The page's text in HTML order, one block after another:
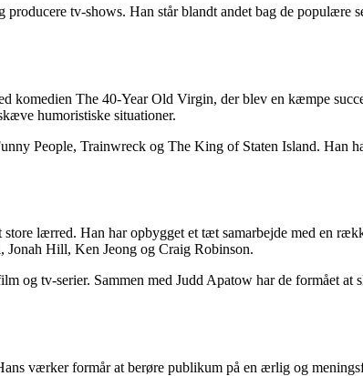
tv-shows. Han står blandt andet bag de populære
komedien The 40-Year Old Virgin, der blev en kæmpe
humoristiske situationer.
People, Trainwreck og The King of Staten Island. Han
lærred. Han har opbygget et tæt samarbejde med en
Jonah Hill, Ken Jeong og Craig Robinson.
og tv-serier. Sammen med Judd Apatow har de formået at
værker formår at berøre publikum på en ærlig og